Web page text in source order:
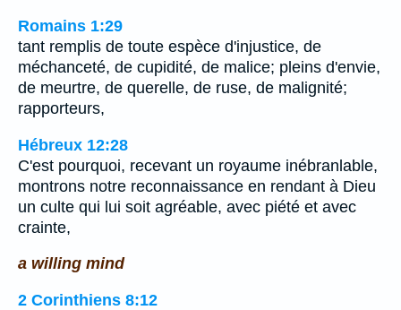
Romains 1:29
tant remplis de toute espèce d'injustice, de
méchanceté, de cupidité, de malice; pleins d'envie,
de meurtre, de querelle, de ruse, de malignité;
rapporteurs,
Hébreux 12:28
C'est pourquoi, recevant un royaume inébranlable,
montrons notre reconnaissance en rendant à Dieu
un culte qui lui soit agréable, avec piété et avec
crainte,
a willing mind
2 Corinthiens 8:12